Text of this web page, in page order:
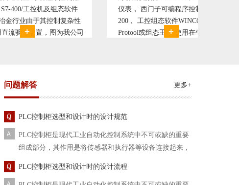
仪表， 西门子可编程序控制器S7-
200， 工控组态软件WINCC或
Protool或组态王。 使用在生产塑料
仪表， 西门子可编
200， 工控组态软
Protool或组态王。
问题解答 更多+
PLC控制柜选型和设计时的设计规范
PLC控制柜是现代工业自动化控制系统中不可或缺的重要
组成部分，其作用是将传感器和执行器等设备连接起来，
PLC控制柜选型和设计时的设计流程